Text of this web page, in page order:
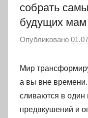
собрать
будущих мам
Опубликовано
Мир
а вы вне
сливаются в один
предвкушений и